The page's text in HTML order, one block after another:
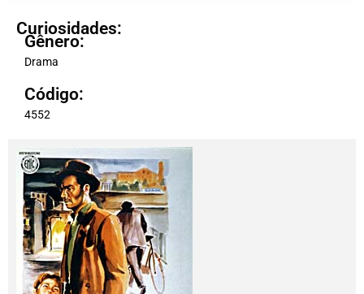
Curiosidades:
Gênero:
Drama
Código:
4552